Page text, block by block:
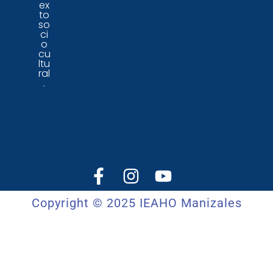
ex
to
so
ci
o
cu
ltu
ral
.
Copyright © 2025 IEAHO Manizales